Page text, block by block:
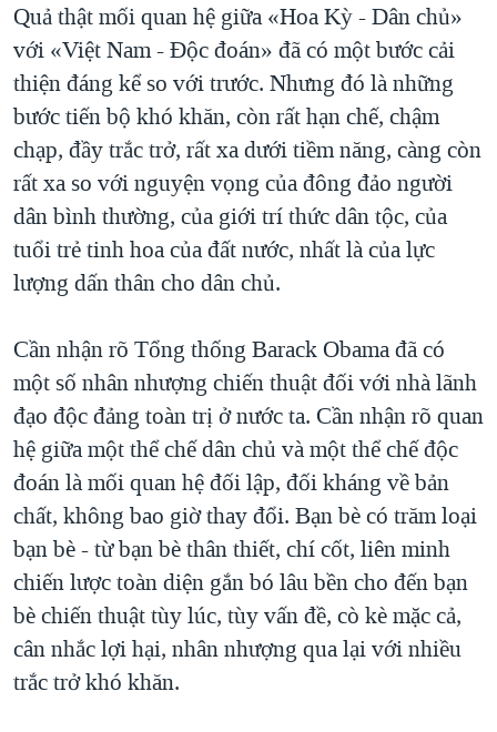
Quả thật mối quan hệ giữa «Hoa Kỳ - Dân chủ»
với «Việt Nam - Độc đoán» đã có một bước cải
thiện đáng kể so với trước. Nhưng đó là những
bước tiến bộ khó khăn, còn rất hạn chế, chậm
chạp, đầy trắc trở, rất xa dưới tiềm năng, càng còn
rất xa so với nguyện vọng của đông đảo người
dân bình thường, của giới trí thức dân tộc, của
tuổi trẻ tinh hoa của đất nước, nhất là của lực
lượng dấn thân cho dân chủ.
Cần nhận rõ Tổng thống Barack Obama đã có
một số nhân nhượng chiến thuật đối với nhà lãnh
đạo độc đảng toàn trị ở nước ta. Cần nhận rõ quan
hệ giữa một thể chế dân chủ và một thể chế độc
đoán là mối quan hệ đối lập, đối kháng về bản
chất, không bao giờ thay đổi. Bạn bè có trăm loại
bạn bè - từ bạn bè thân thiết, chí cốt, liên minh
chiến lược toàn diện gắn bó lâu bền cho đến bạn
bè chiến thuật tùy lúc, tùy vấn đề, cò kè mặc cả,
cân nhắc lợi hại, nhân nhượng qua lại với nhiều
trắc trở khó khăn.